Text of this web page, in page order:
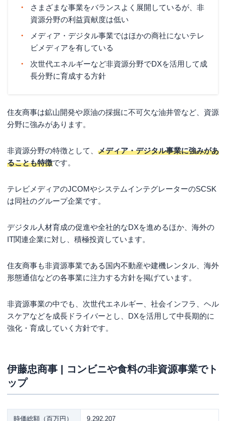
さまざまな事業をバランスよく展開しているが、非
資源分野の利益貢献度は低い
メディア・デジタル事業ではほかの商社にないテレ
ビメディアを有している
次世代エネルギーなど非資源分野でDXを活用して成
長分野に育成する方針
住友商事は鉱山開発や原油の採掘に不可欠な油井管など、資源
分野に強みがあります。
非資源分野の特徴として、 メディア・デジタル事業に強みがあ
ることも特徴です。
テレビメディアのJCOMやシステムインテグレーターのSCSK
は同社のグループ企業です。
デジタル人材育成の促進や全社的なDXを進めるほか、海外の
IT関連企業に対し、積極投資しています。
住友商事も非資源事業である国内不動産や建機レンタル、海外
形態通信などの各事業に注力する方針を掲げています。
非資源事業の中でも、次世代エネルギー、社会インフラ、ヘル
スケアなどを成長ドライバーとし、DXを活用して中長期的に
強化・育成していく方針です。
伊藤忠商事 | コンビニや食料の非資源事業でト
ップ
時価総額（百万円） 9,292,207